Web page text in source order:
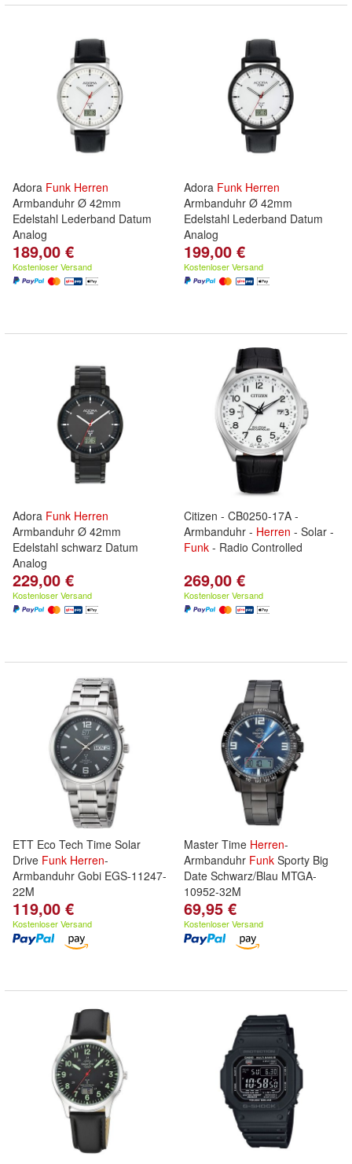
Adora Funk Herren
Armbanduhr Ø 42mm
Edelstahl Lederband Datum
Analog
189,00 €
Kostenloser Versand
Adora Funk Herren
Armbanduhr Ø 42mm
Edelstahl Lederband Datum
Analog
199,00 €
Kostenloser Versand
Adora Funk Herren
Armbanduhr Ø 42mm
Edelstahl schwarz Datum
Analog
229,00 €
Kostenloser Versand
Citizen - CB0250-17A -
Armbanduhr - Herren - Solar -
Funk - Radio Controlled
269,00 €
Kostenloser Versand
ETT Eco Tech Time Solar
Drive Funk Herren-
Armbanduhr Gobi EGS-11247-
22M
119,00 €
Kostenloser Versand
Master Time Herren-
Armbanduhr Funk Sporty Big
Date Schwarz/Blau MTGA-
10952-32M
69,95 €
Kostenloser Versand